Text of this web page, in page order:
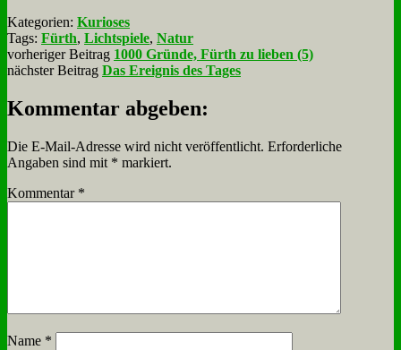
Kategorien: Kurioses
Tags: Fürth, Lichtspiele, Natur
vorheriger Beitrag 1000 Gründe, Fürth zu lieben (5)
nächster Beitrag Das Ereignis des Tages
Kommentar abgeben:
Die E-Mail-Adresse wird nicht veröffentlicht. Erforderliche
Angaben sind mit * markiert.
Kommentar *
Name *